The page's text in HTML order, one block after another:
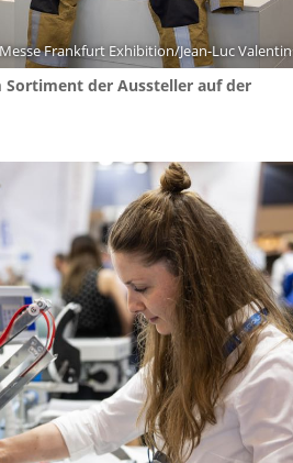
Frankfurt Exhibition/Jean-Luc Valentin
Sortiment der Aussteller auf der